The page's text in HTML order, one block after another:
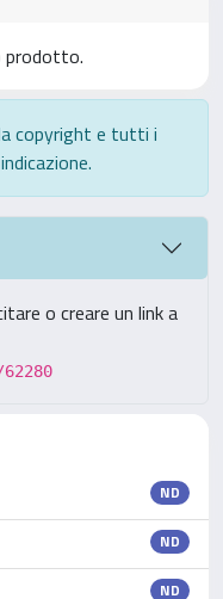
prodotto.
copyright e tutti i
o creare un link a
ND
ND
ND